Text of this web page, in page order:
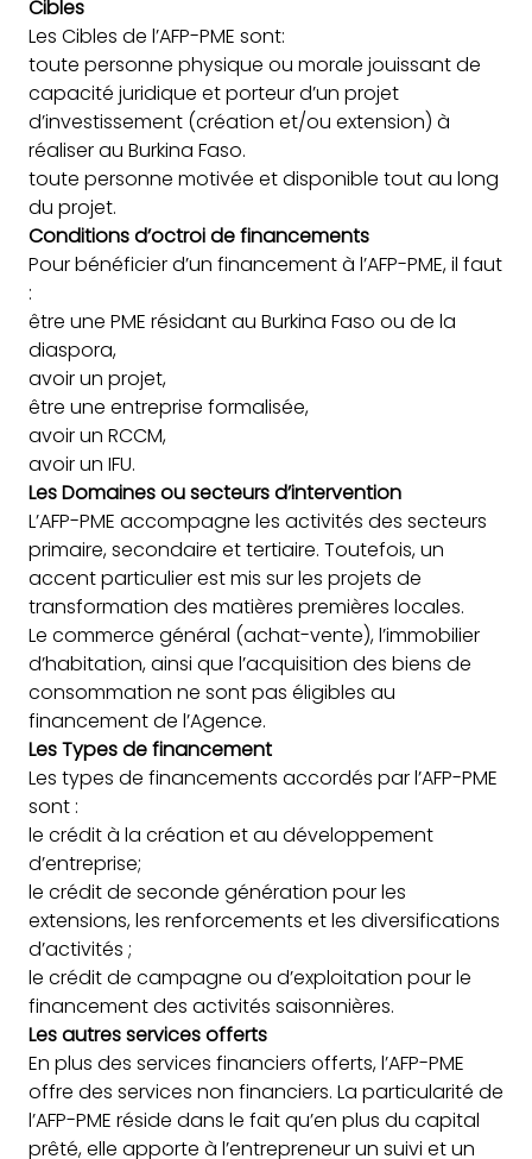
Cibles
Les Cibles de l’AFP-PME sont:
toute personne physique ou morale jouissant de
capacité juridique et porteur d’un projet
d’investissement (création et/ou extension) à
réaliser au Burkina Faso.
toute personne motivée et disponible tout au long
du projet.
Conditions d’octroi de financements
Pour bénéficier d’un financement à l’AFP-PME, il faut
:
être une PME résidant au Burkina Faso ou de la
diaspora,
avoir un projet,
être une entreprise formalisée,
avoir un RCCM,
avoir un IFU.
Les Domaines ou secteurs d’intervention
L’AFP-PME accompagne les activités des secteurs
primaire, secondaire et tertiaire. Toutefois, un
accent particulier est mis sur les projets de
transformation des matières premières locales.
Le commerce général (achat-vente), l’immobilier
d’habitation, ainsi que l’acquisition des biens de
consommation ne sont pas éligibles au
financement de l’Agence.
Les Types de financement
Les types de financements accordés par l’AFP-PME
sont :
le crédit à la création et au développement
d’entreprise;
le crédit de seconde génération pour les
extensions, les renforcements et les diversifications
d’activités ;
le crédit de campagne ou d’exploitation pour le
financement des activités saisonnières.
Les autres services offerts
En plus des services financiers offerts, l’AFP-PME
offre des services non financiers. La particularité de
l’AFP-PME réside dans le fait qu’en plus du capital
prêté, elle apporte à l’entrepreneur un suivi et un